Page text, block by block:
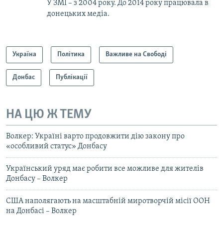
У ЗМІ – з 2004 року. До 2014 року працювала в
донецьких медіа.
Україна Політика Важливе на Свободі
Донбас Публікації
НА ЦЮ Ж ТЕМУ
Волкер: Україні варто продовжити дію закону про
«особливий статус» Донбасу
Український уряд має робити все можливе для жителів
Донбасу – Волкер
США наполягають на масштабній миротворчій місії ООН
на Донбасі – Волкер